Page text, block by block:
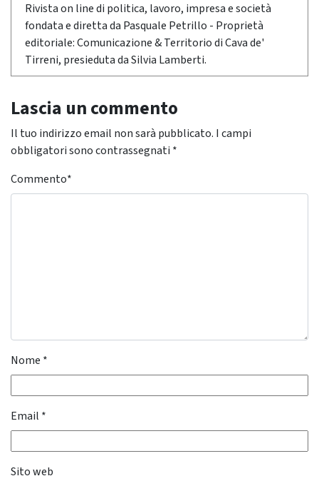
Rivista on line di politica, lavoro, impresa e società
fondata e diretta da Pasquale Petrillo - Proprietà
editoriale: Comunicazione & Territorio di Cava de'
Tirreni, presieduta da Silvia Lamberti.
Lascia un commento
Il tuo indirizzo email non sarà pubblicato. I campi
obbligatori sono contrassegnati *
Commento*
Nome *
Email *
Sito web